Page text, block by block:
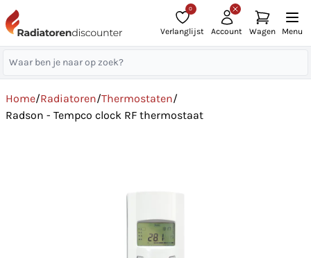
0
Verlanglijst Account Wagen Menu
Home/Radiatoren/Thermostaten/
Radson - Tempco clock RF thermostaat